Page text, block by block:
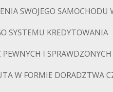
SWOJEGO
SYSTEMU KREDYTOWANIA
I
W FORMIE